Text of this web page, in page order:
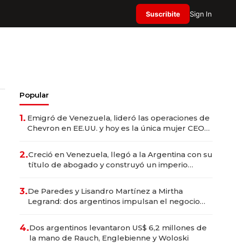
Suscribite Sign In
Popular
1. Emigró de Venezuela, lideró las operaciones de
Chevron en EE.UU. y hoy es la única mujer CEO
2.Creció en Venezuela, llegó a la Argentina con su
título de abogado y construyó un imperio
3.De Paredes y Lisandro Martínez a Mirtha
Legrand: dos argentinos impulsan el negocio
4.Dos argentinos levantaron US$ 6,2 millones de
la mano de Rauch, Englebienne y Woloski